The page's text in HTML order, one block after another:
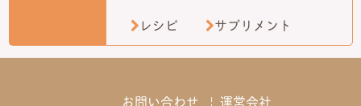
レシピ
サプリメント
お問い合わせ 運営会社